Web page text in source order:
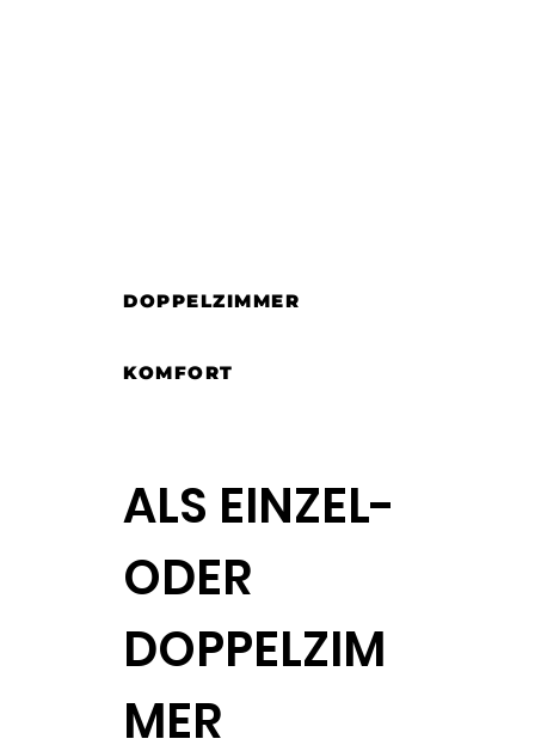
DOPPELZIMMER
KOMFORT
ALS EINZEL-
ODER
DOPPELZIM
MER